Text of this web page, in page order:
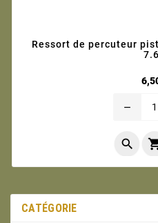
Ressort de percuteur
remove

CATÉGORIE